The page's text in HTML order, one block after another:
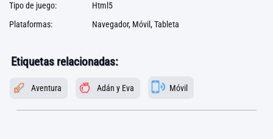
Tipo de juego:
Html5
Plataformas:
Navegador, Móvil, Tableta
Etiquetas relacionadas:
Aventura Adán y Eva Móvil